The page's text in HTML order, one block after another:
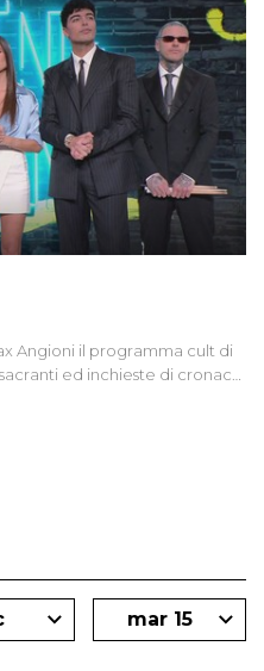
coinvolta in conflitti armati, il
considerarla un fenomeno
Angioni il programma cult di
ed inchieste di cronaca
mar 15